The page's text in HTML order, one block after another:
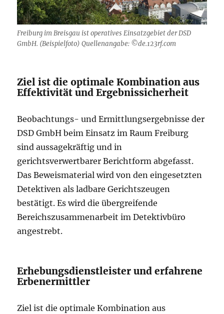
Freiburg im Breisgau ist operatives Einsatzgebiet der DSD
GmbH. (Beispielfoto) Quellenangabe: ©de.123rf.com
Ziel ist die optimale Kombination aus
Effektivität und Ergebnissicherheit
Beobachtungs- und Ermittlungsergebnisse der
DSD GmbH beim Einsatz im Raum Freiburg
sind aussagekräftig und in
gerichtsverwertbarer Berichtform abgefasst.
Das Beweismaterial wird von den eingesetzten
Detektiven als ladbare Gerichtszeugen
bestätigt. Es wird die übergreifende
Bereichszusammenarbeit im Detektivbüro
angestrebt.
Erhebungsdienstleister und erfahrene
Erbenermittler
Ziel ist die optimale Kombination aus